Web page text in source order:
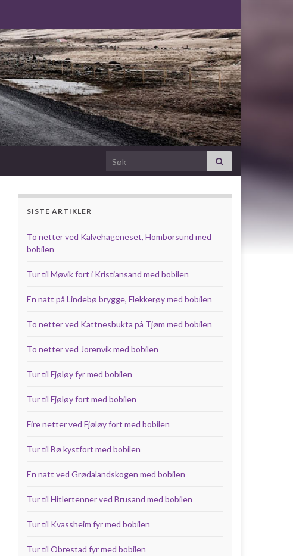
Search for:
SISTE ARTIKLER
To netter ved Kalvehageneset, Homborsund med
bobilen
Tur til Møvik fort i Kristiansand med bobilen
En natt på Lindebø brygge, Flekkerøy med bobilen
To netter ved Kattnesbukta på Tjøm med bobilen
To netter ved Jorenvik med bobilen
Tur til Fjøløy fyr med bobilen
Tur til Fjøløy fort med bobilen
Fire netter ved Fjøløy fort med bobilen
Tur til Bø kystfort med bobilen
En natt ved Grødalandskogen med bobilen
Tur til Hitlertenner ved Brusand med bobilen
Tur til Kvassheim fyr med bobilen
Tur til Obrestad fyr med bobilen